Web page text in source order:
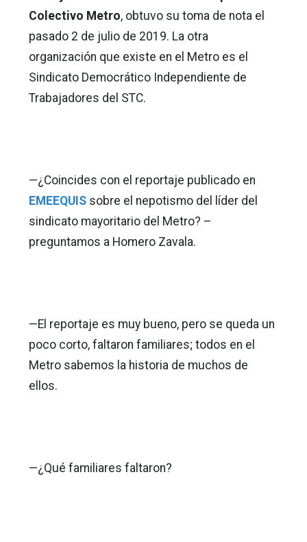
Colectivo Metro, obtuvo su toma de nota el
pasado 2 de julio de 2019. La otra
organización que existe en el Metro es el
Sindicato Democrático Independiente de
Trabajadores del STC.
—¿Coincides con el reportaje publicado en
EMEEQUIS sobre el nepotismo del líder del
sindicato mayoritario del Metro? –
preguntamos a Homero Zavala.
—El reportaje es muy bueno, pero se queda un
poco corto, faltaron familiares; todos en el
Metro sabemos la historia de muchos de
ellos.
—¿Qué familiares faltaron?